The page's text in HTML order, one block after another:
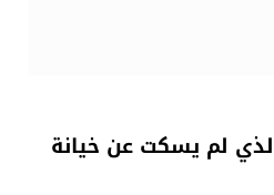
لم يسكت عن خيانة